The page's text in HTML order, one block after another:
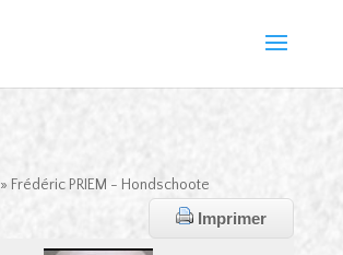
» Frédéric PRIEM - Hondschoote
Imprimer